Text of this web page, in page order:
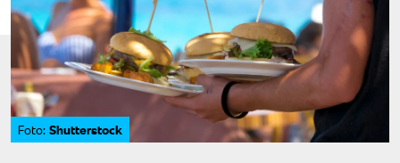
Foto: Shutterstock